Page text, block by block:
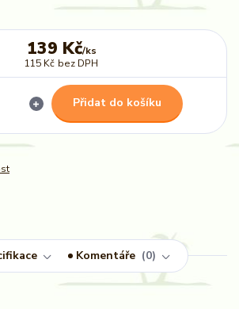
139 Kč/ks
115 Kč bez DPH
Přidat do košíku
Komentáře 0